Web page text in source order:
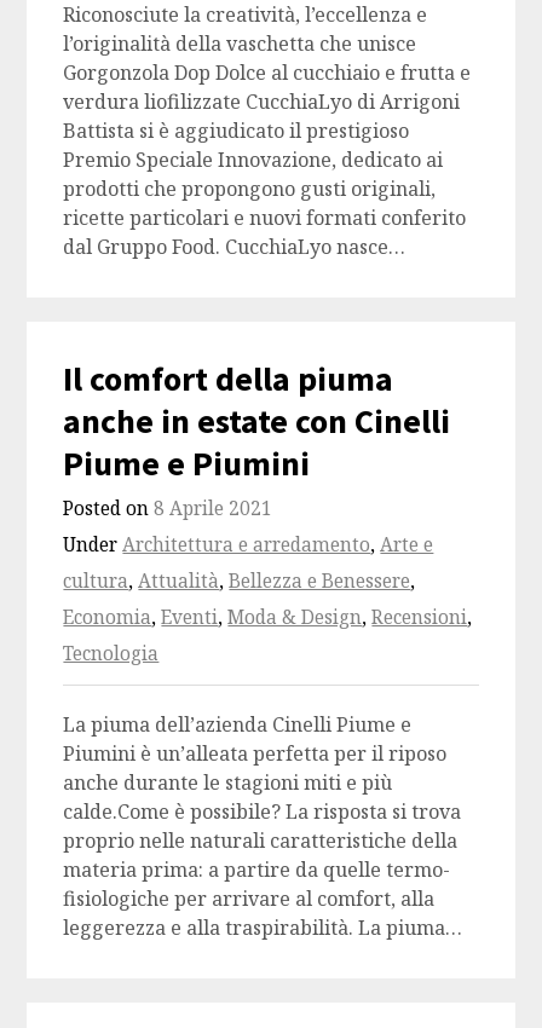
Riconosciute la creatività, l’eccellenza e
l’originalità della vaschetta che unisce
Gorgonzola Dop Dolce al cucchiaio e frutta e
verdura liofilizzate CucchiaLyo di Arrigoni
Battista si è aggiudicato il prestigioso
Premio Speciale Innovazione, dedicato ai
prodotti che propongono gusti originali,
ricette particolari e nuovi formati conferito
dal Gruppo Food. CucchiaLyo nasce…
Il comfort della piuma
anche in estate con Cinelli
Piume e Piumini
Posted on8 Aprile 2021
UnderArchitettura e arredamento,Arte e
cultura,Attualità,Bellezza e Benessere,
Economia,Eventi,Moda & Design,Recensioni,
Tecnologia
La piuma dell’azienda Cinelli Piume e
Piumini è un’alleata perfetta per il riposo
anche durante le stagioni miti e più
calde.Come è possibile? La risposta si trova
proprio nelle naturali caratteristiche della
materia prima: a partire da quelle termo-
fisiologiche per arrivare al comfort, alla
leggerezza e alla traspirabilità. La piuma…